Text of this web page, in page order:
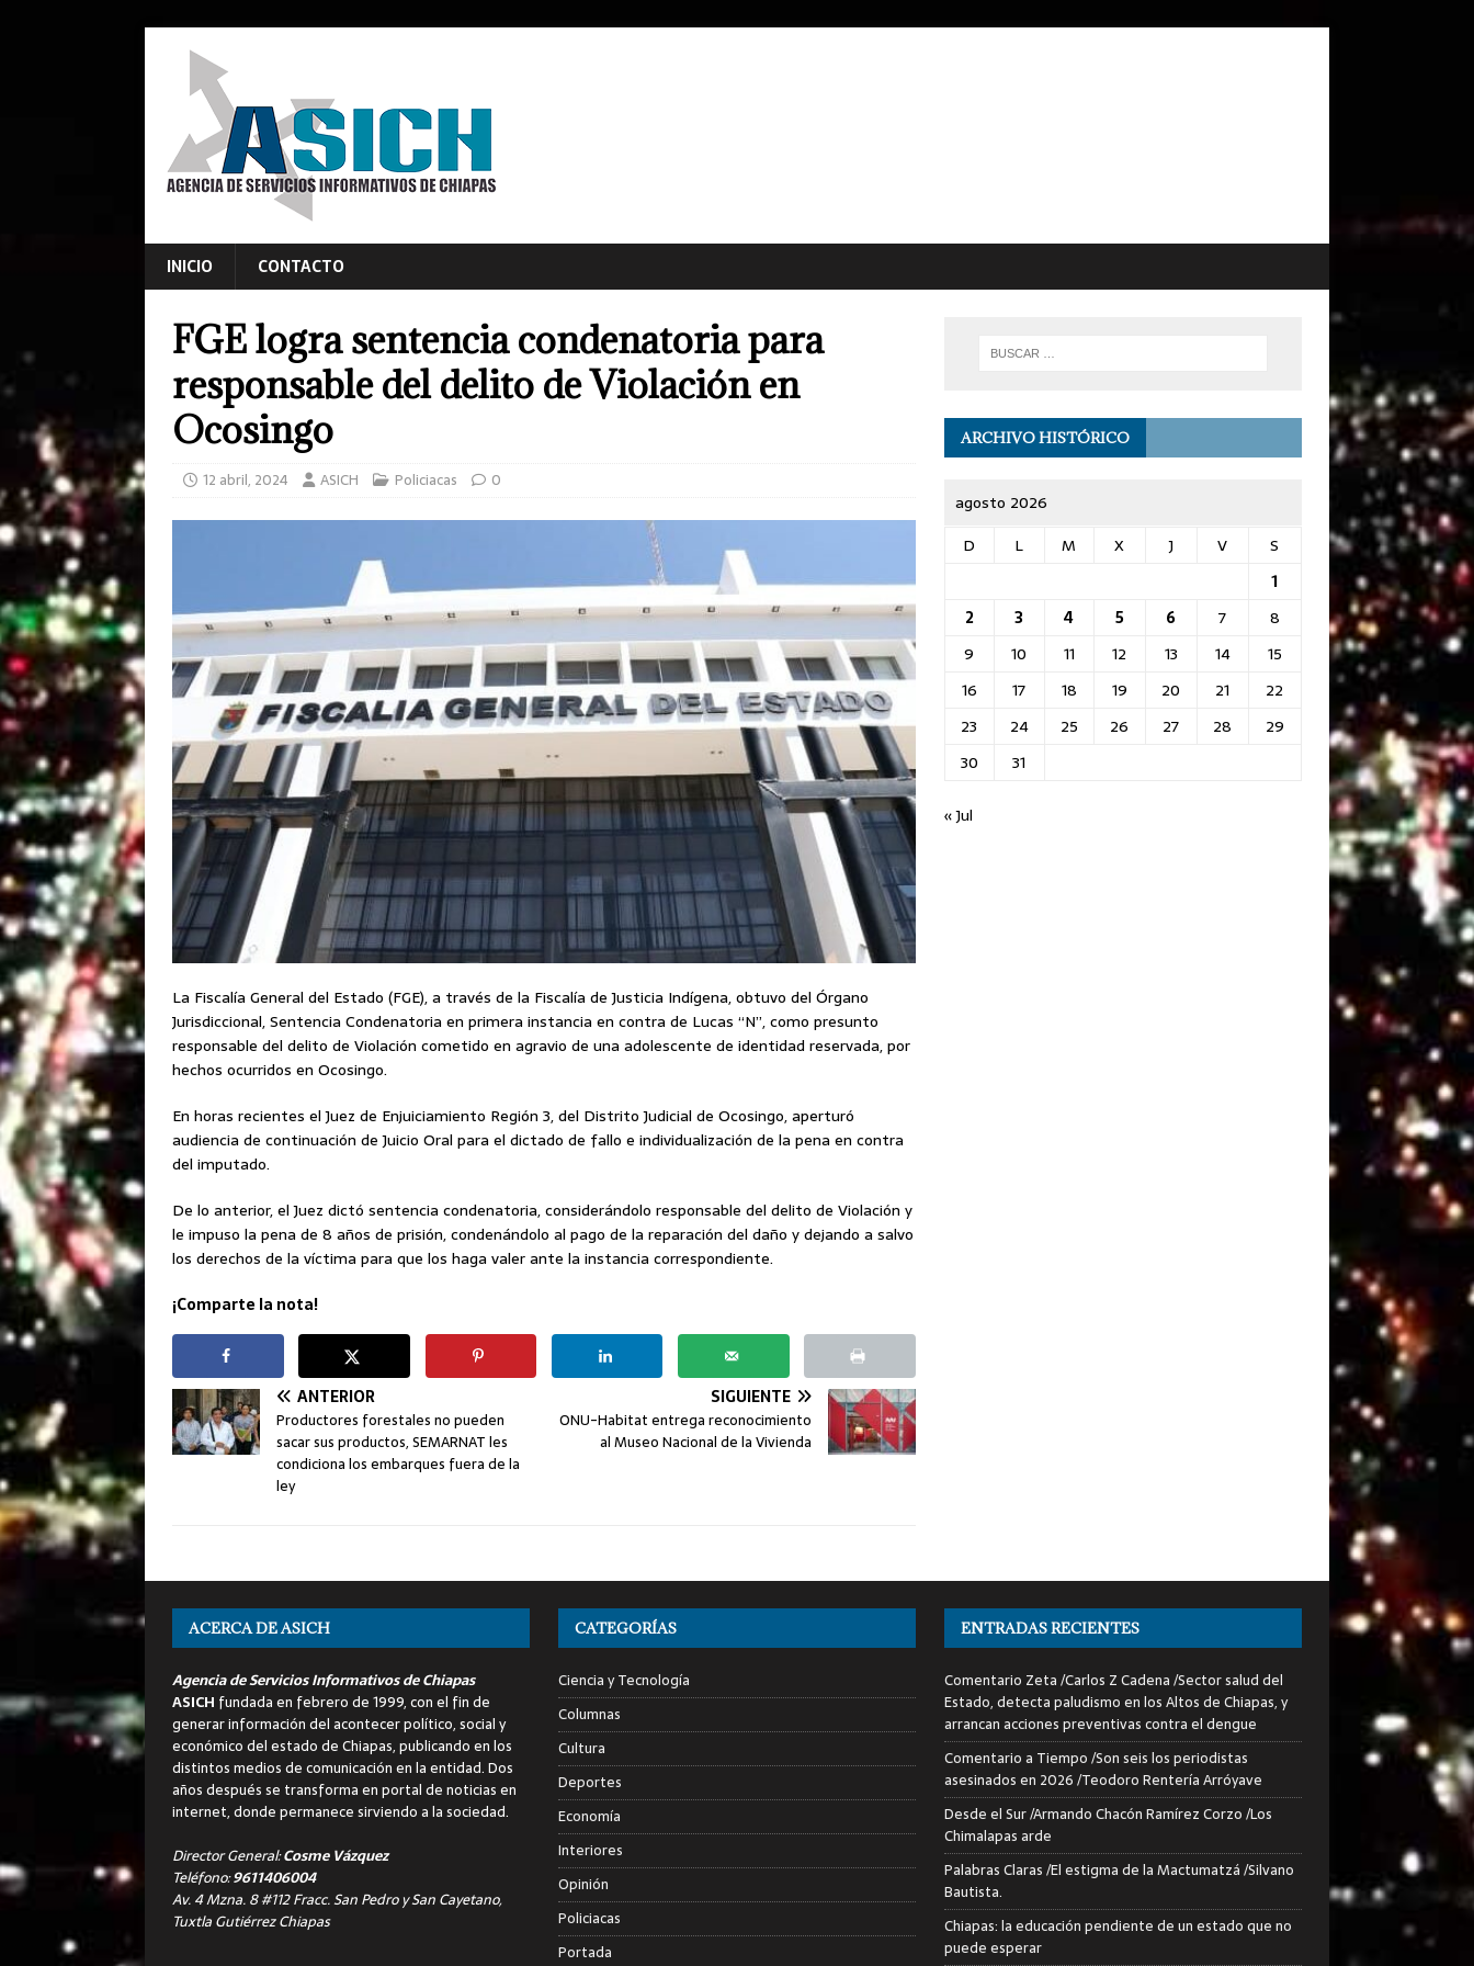
INICIO CONTACTO
FGE logra sentencia condenatoria para
responsable del delito de Violación en
Ocosingo
12 abril, 2024 ASICH Policiacas 0
La Fiscalía General del Estado (FGE), a través de la Fiscalía de Justicia Indígena, obtuvo del Órgano
Jurisdiccional, Sentencia Condenatoria en primera instancia en contra de Lucas “N”, como presunto
responsable del delito de Violación cometido en agravio de una adolescente de identidad reservada, por
hechos ocurridos en Ocosingo.
En horas recientes el Juez de Enjuiciamiento Región 3, del Distrito Judicial de Ocosingo, aperturó
audiencia de continuación de Juicio Oral para el dictado de fallo e individualización de la pena en contra
del imputado.
De lo anterior, el Juez dictó sentencia condenatoria, considerándolo responsable del delito de Violación y
le impuso la pena de 8 años de prisión, condenándolo al pago de la reparación del daño y dejando a salvo
los derechos de la víctima para que los haga valer ante la instancia correspondiente.
¡Comparte la nota!
ANTERIOR
Productores forestales no pueden
sacar sus productos, SEMARNAT les
condiciona los embarques fuera de la
ley
SIGUIENTE
ONU-Habitat entrega reconocimiento
al Museo Nacional de la Vivienda
ARCHIVO HISTÓRICO
agosto 2026
D
L M X J V
S
1
2
3 4 5 6 7
8
9
10 11 12 13 14
15
16
17 18 19 20 21
22
23
24 25 26 27 28
29
30
31
« Jul
ACERCA DE ASICH
Agencia de Servicios Informativos de Chiapas
ASICH fundada en febrero de 1999, con el fin de
generar información del acontecer político, social y
económico del estado de Chiapas, publicando en los
distintos medios de comunicación en la entidad. Dos
años después se transforma en portal de noticias en
internet, donde permanece sirviendo a la sociedad.
Director General:Cosme Vázquez
Teléfono:9611406004
Av. 4 Mzna. 8 #112 Fracc. San Pedro y San Cayetano,
Tuxtla Gutiérrez Chiapas
CATEGORÍAS
Ciencia y Tecnología
Columnas
Cultura
Deportes
Economía
Interiores
Opinión
Policiacas
Portada
ENTRADAS RECIENTES
Comentario Zeta /Carlos Z Cadena /Sector salud del
Estado, detecta paludismo en los Altos de Chiapas, y
arrancan acciones preventivas contra el dengue
Comentario a Tiempo /Son seis los periodistas
asesinados en 2026 /Teodoro Rentería Arróyave
Desde el Sur /Armando Chacón Ramírez Corzo /Los
Chimalapas arde
Palabras Claras /El estigma de la Mactumatzá /Silvano
Bautista.
Chiapas: la educación pendiente de un estado que no
puede esperar